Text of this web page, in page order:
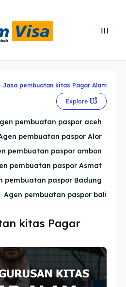
Cari
Cari
destinations
destinations
Jasa pembuatan kitas Pagar Alam
Explore
pembuatan paspor aceh
pembuatan paspor Alor
pembuatan paspor ambon
pembuatan paspor Asmat
pembuatan paspor Badung
Agen pembuatan paspor bali
kitas Pagar